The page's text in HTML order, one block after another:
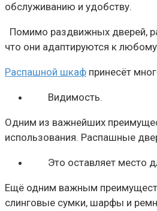
обслуживанию и удобству.
Помимо раздвижных дверей,
что они адаптируются к
Распашной шкаф принесёт м
Видимость.
Одним из важнейших
использования. Распашные
Это оставляет место
Ещё одним важным
слинговые сумки, шарфы и